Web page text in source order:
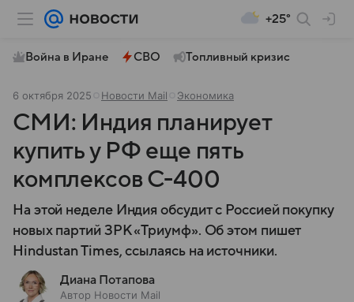
+25°
Война в Иране СВО Топливный кризис
6 октября 2025 Новости Mail Экономика
СМИ: Индия планирует
купить у РФ еще пять
комплексов С-400
На этой неделе Индия обсудит с Россией покупку
новых партий ЗРК «Триумф». Об этом пишет
Hindustan Times, ссылаясь на источники.
Диана Потапова
Автор Новости Mail